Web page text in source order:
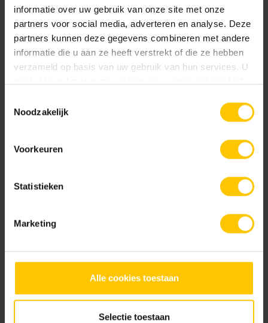
informatie over uw gebruik van onze site met onze
partners voor social media, adverteren en analyse. Deze
partners kunnen deze gegevens combineren met andere
informatie die u aan ze heeft verstrekt of die ze hebben
verzameld op basis van uw gebruik van hun services. U
Noodzakelijk
Voorkeuren
Statistieken
Marketing
Alle cookies toestaan
Selectie toestaan
Kleur
Standaard kleuren